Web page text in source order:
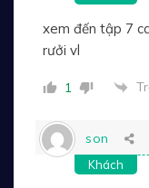
xem đến tập 7
rưởi vl
1
son
Khách